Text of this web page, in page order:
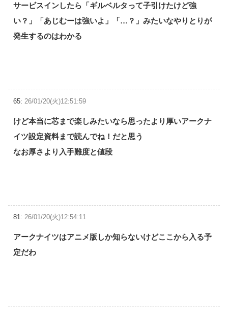
サービスインしたら「ギルベルタって子引けたけど強
い？」「あじむーは強いよ」「…？」みたいなやりとりが
発生するのはわかる
65: 26/01/20(火)12:51:59
けど本当に芯まで楽しみたいなら思ったより厚いアークナ
イツ設定資料まで読んでね！だと思う
なお厚さより入手難度と値段
81: 26/01/20(火)12:54:11
アークナイツはアニメ版しか知らないけどここから入る予
定だわ